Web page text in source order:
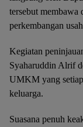
tersebut membawa
perkembangan
Kegiatan
Syaharuddin Alrif
UMKM yang
keluarga.
Suasana penuh